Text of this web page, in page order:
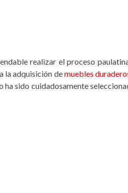
realizar el proceso
la adquisición demuebles
ha sido cuidadosamente